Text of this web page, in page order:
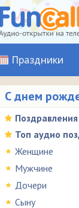
Праздники
С днем
Топ аудио
Женщине
Мужчине
Дочери
Сыну